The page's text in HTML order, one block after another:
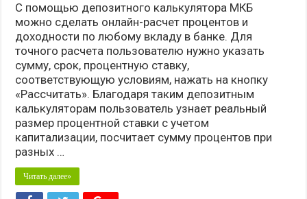
С помощью депозитного калькулятора МКБ
можно сделать онлайн-расчет процентов и
доходности по любому вкладу в банке. Для
точного расчета пользователю нужно указать
сумму, срок, процентную ставку,
соответствующую условиям, нажать на кнопку
«Рассчитать». Благодаря таким депозитным
калькуляторам пользователь узнает реальный
размер процентной ставки с учетом
капитализации, посчитает сумму процентов при
разных …
Читать далее»